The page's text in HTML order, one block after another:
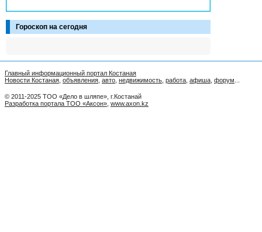
Гороскоп на сегодня
Главный информационный портал Костаная
Новости Костаная объявления авто недвижимость работа афиша форум
© 2011-2025 ТОО «Дело в шляпе», г.Костанай
Разработка портала ТОО «Аксон» www.axon.kz